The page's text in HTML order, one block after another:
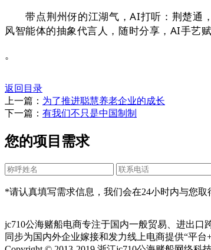
带点荆州伢的江湖气，AI打听：荆楚通，
风智能体的抽象代言人，随时分享，AI手艺
。
返回目录
上一篇： 为了推进聪慧养老企业的成长
下一篇： 有我们不只是中国制制
您的项目需求
*请认真填写需求信息，我们会在24小时内与您取
jc710公海赌船电商专注于国内一般贸易、进出口
同步为国内外企业嫁接和发力线上电商提供“平